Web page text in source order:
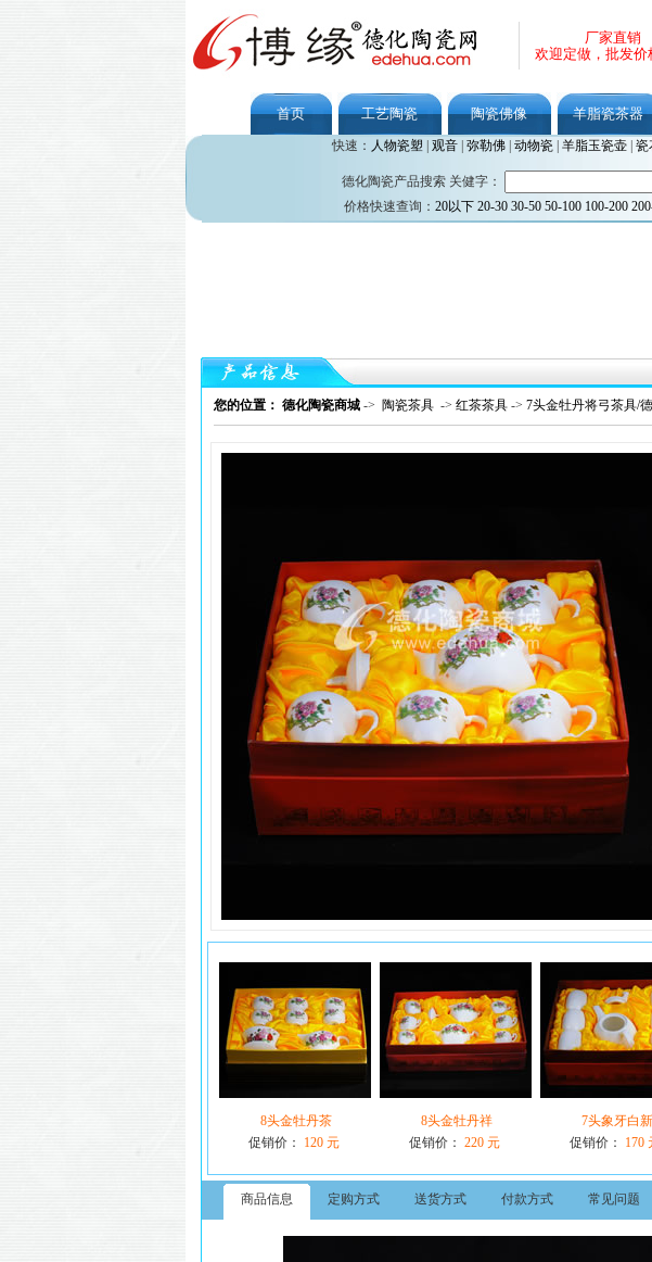
厂家直销
欢迎定做，批发价
首页 工艺陶瓷 陶瓷佛像 羊脂瓷茶器
快速： 人物瓷塑 观音| 弥勒佛| 动物瓷| 羊脂玉瓷壶| 瓷
德化陶瓷产品搜索 关健字：
价格快速查询： 20以下 20-30 30-50 50-100 100-200
您的位置： 德化陶瓷商城 -> 陶瓷茶具 -> 红茶茶具 -> 7头金牡丹将弓茶具/
8头金牡丹茶
促销价：
120 元
8头金牡丹祥
促销价： 220 元
7头象牙白新
促销价：
170
商品信息 定购方式 送货方式 付款方式 常见问题